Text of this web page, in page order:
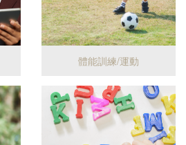
體能訓練/運動